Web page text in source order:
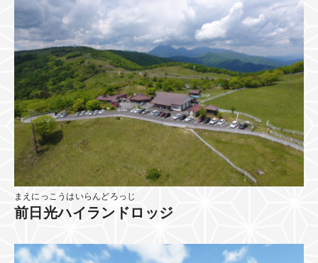
まえにっこうはいらんどろっじ
前日光ハイランドロッジ